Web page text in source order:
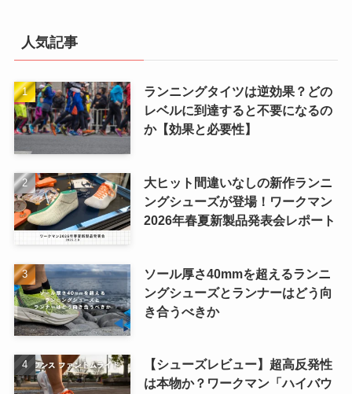
人気記事
ランニングタイツは逆効果？どの
レベルに到達すると不要になるの
か【効果と必要性】
大ヒット間違いなしの新作ランニ
ングシューズが登場！ワークマン
2026年春夏新製品発表会レポート
ソール厚さ40mmを超えるランニ
ングシューズとランナーはどう向
き合うべきか
【シューズレビュー】超高反発性
は本物か？ワークマン「ハイバウ